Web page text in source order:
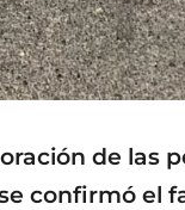
de las
confirmó el